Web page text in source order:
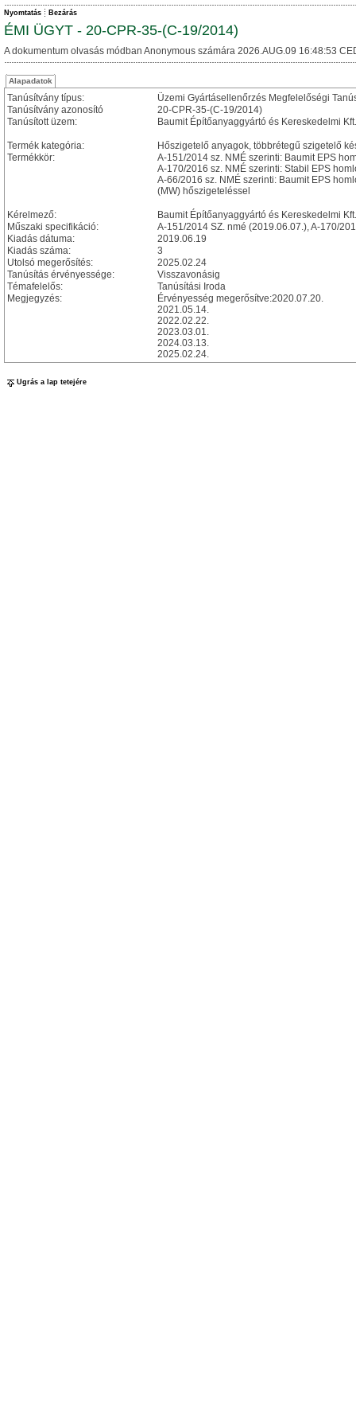
Nyomtatás Bezárás
ÉMI ÜGYT - 20-CPR-35-(C-19/2014)
A dokumentum olvasás módban Anonymous számára 2026.AUG.09 16:48:53
Alapadatok
Tanúsítvány típus:
Üzemi Gyártásellenőrzés Megfelelőségi
Tanúsítvány azonosító
20-CPR-35-(C-19/2014)
Tanúsított üzem:
Baumit Építőanyaggyártó és Kereskedelmi
Termék kategória:
Hőszigetelő anyagok, többrétegű szigetelő
Termékkör:
A-151/2014 sz. NMÉ szerinti: Baumit EPS
A-170/2016 sz. NMÉ szerinti: Stabil EPS
A-66/2016 sz. NMÉ szerinti: Baumit EPS
(MW) hőszigeteléssel
Kérelmező:
Baumit Építőanyaggyártó és Kereskedelmi Kft.
Műszaki specifikáció:
A-151/2014 SZ. nmé (2019.06.07.), A-170/
Kiadás dátuma:
2019.06.19
Kiadás száma:
3
Utolsó megerősítés:
2025.02.24
Tanúsítás érvényessége:
Visszavonásig
Témafelelős:
Tanúsítási Iroda
Megjegyzés:
Érvényesség megerősítve:2020.07.20.
2021.05.14.
2022.02.22.
2023.03.01.
2024.03.13.
2025.02.24.
Ugrás a lap tetejére